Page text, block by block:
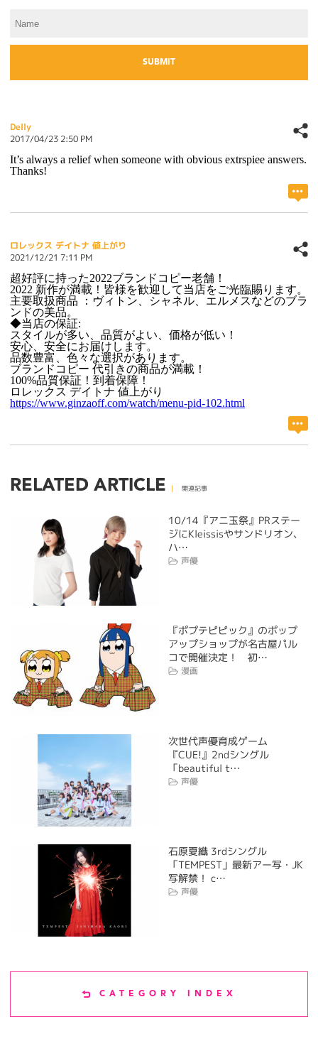
Delly
2017/04/23 2:50 PM
It’s always a relief when someone with obvious extrspiee answers.
Thanks!
ロレックス デイトナ 値上がり
2021/12/21 7:11 PM
超好評に持った2022ブランドコピー老舗！
2022 新作が満載！皆様を歓迎して当店をご光臨賜ります。
主要取扱商品 ：ヴィトン、シャネル、エルメスなどのブラ
ンドの美品。
◆当店の保証:
スタイルが多い、品質がよい、価格が低い！
安心、安全にお届けします。
品数豊富、色々な選択があります。
ブランドコピー 代引きの商品が満載！
100%品質保証！到着保障！
ロレックス デイトナ 値上がり
https://www.ginzaoff.com/watch/menu-pid-102.html
RELATED ARTICLE 関連記事
10/14『アニ玉祭』PRステー
ジにKleissisやサンドリオン、
ハ…
声優
『ポプテピピック』のポップ
アップショップが名古屋パル
コで開催決定！ 初…
漫画
次世代声優育成ゲーム
『CUE!』2ndシングル
「beautiful t…
声優
石原夏織 3rdシングル
「TEMPEST」最新アー写・JK
写解禁！ c…
声優
CATEGORY INDEX